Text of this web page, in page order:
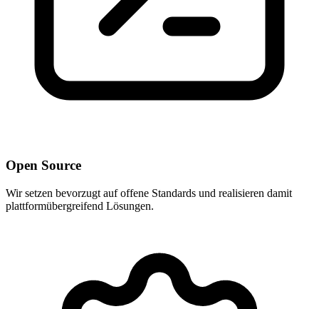
Open Source
Wir setzen bevorzugt auf offene Standards und realisieren damit
plattformübergreifend Lösungen.